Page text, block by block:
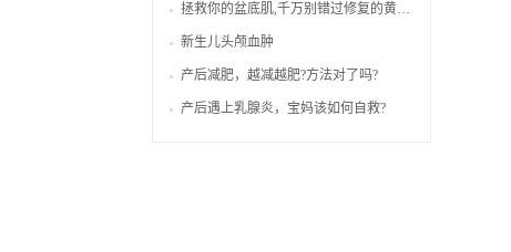
拯救你的盆底肌,千万别错过修复的黄金期!
新生儿头颅血肿
产后减肥，越减越肥?方法对了吗?
产后遇上乳腺炎，宝妈该如何自救?